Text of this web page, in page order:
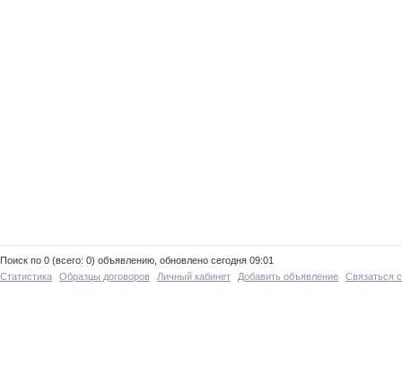
Поиск по 0 (всего: 0) объявлению, обновлено сегодня 09:01
Статистика
Образцы договоров Личный кабинет Добавить объявление Связаться